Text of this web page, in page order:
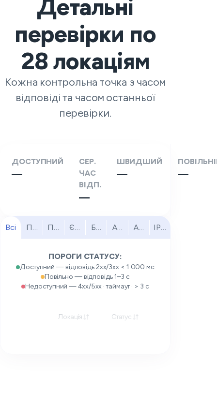
Детальні
перевірки по
28локаціям
Кожна контрольна точка з часом
відповіді та часом останньої
перевірки.
ДОСТУПНИЙ
—
СЕР.
ЧАС
ВІДП.
—
ШВИДШИЙ
— —
Всі Північна Америка
Південна Америка
ЄвропаБлизький Схід
АфрикаАзійсько-
IPv6
ПОРОГИ СТАТУСУ:
Доступний — відповідь 2xx/3xx < 1 000 мс
Повільно — відповідь 1–3 с
Недоступний — 4xx/5xx · таймаут · > 3 с
Локація Статус